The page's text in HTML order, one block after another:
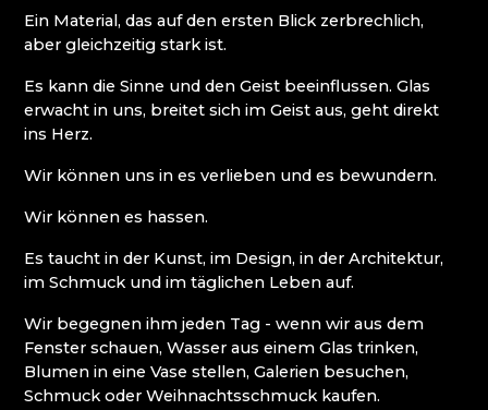
TGK - TECHNIK, GLAS UND KUNST
TRISHARDS
VEREIN DER FREUNDE DER GLASHÜTTE
CHŘIBSKÁ
VLADIMIR KLEIN
WEIHNACHTSKRIPPEN KRYŠTOFOVO ÚDOLÍ
Riesengebirge
EVA EDLER GLASS ART
GLASHÜTTE JULIA
GLASHÜTTE UND BRAUEREI NOVOSAD &
SOHN
Ein Material, das auf den ersten Blick zerbrechlich,
aber gleichzeitig stark ist.
Es kann die Sinne und den Geist beeinflussen. Glas
erwacht in uns, breitet sich im Geist aus, geht direkt
ins Herz.
Wir können uns in es verlieben und es bewundern.
Wir können es hassen.
Es taucht in der Kunst, im Design, in der Architektur,
im Schmuck und im täglichen Leben auf.
Wir begegnen ihm jeden Tag - wenn wir aus dem
Fenster schauen, Wasser aus einem Glas trinken,
Blumen in eine Vase stellen, Galerien besuchen,
Schmuck oder Weihnachtsschmuck kaufen.